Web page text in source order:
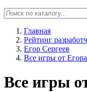
Главная
Рейтинг
Егор Сергеев
Все игры от
Все игры